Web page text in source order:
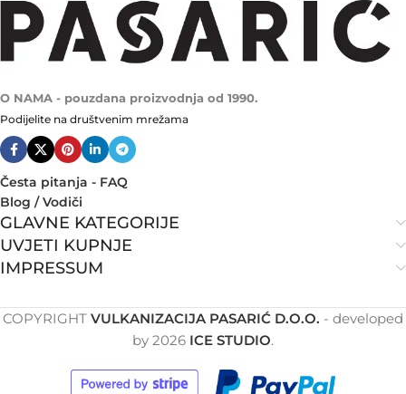
O NAMA - pouzdana proizvodnja od 1990.
Podijelite na društvenim mrežama
Česta pitanja - FAQ
Blog / Vodiči
GLAVNE KATEGORIJE
UVJETI KUPNJE
IMPRESSUM
COPYRIGHT VULKANIZACIJA PASARIĆ D.O.O. - developed
by 2026 ICE STUDIO.